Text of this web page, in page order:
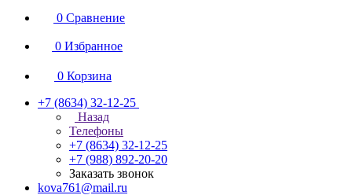
0 Сравнение
0 Избранное
0 Корзина
+7 (8634) 32-12-25
Назад
Телефоны
+7 (8634) 32-12-25
+7 (988) 892-20-20
Заказать звонок
kova761@mail.ru